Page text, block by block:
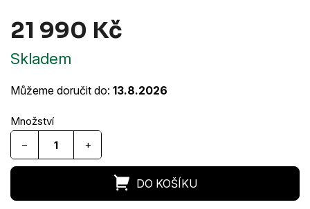
21 990 Kč
Skladem
Můžeme doručit do: 13.8.2026
+
−